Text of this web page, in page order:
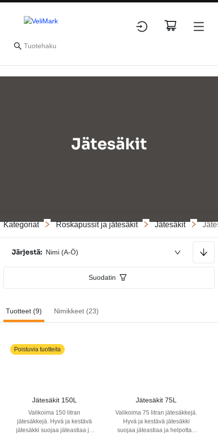
Jätesäkit
Kategoriat Roskapussit ja jätesäkit Jätesäkit
Järjestä: Nimi (A-Ö)
Suodatin
Tuotteet (9) Nimikkeet (23)
Poistuvia tuotteita
Jätesäkit 150L
Valikoima 150 litran
jätesäkkejä. Hyvä ja kestävä
jätesäkki suojaa jäteastiaa ja
Jätesäkit 75L
Valikoima 75 litran jätesäkkejä.
Hyvä ja kestävä jätesäkki
suojaa jäteastiaa ja helpottaa